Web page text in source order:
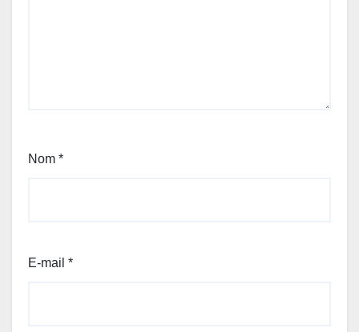
Nom *
E-mail *